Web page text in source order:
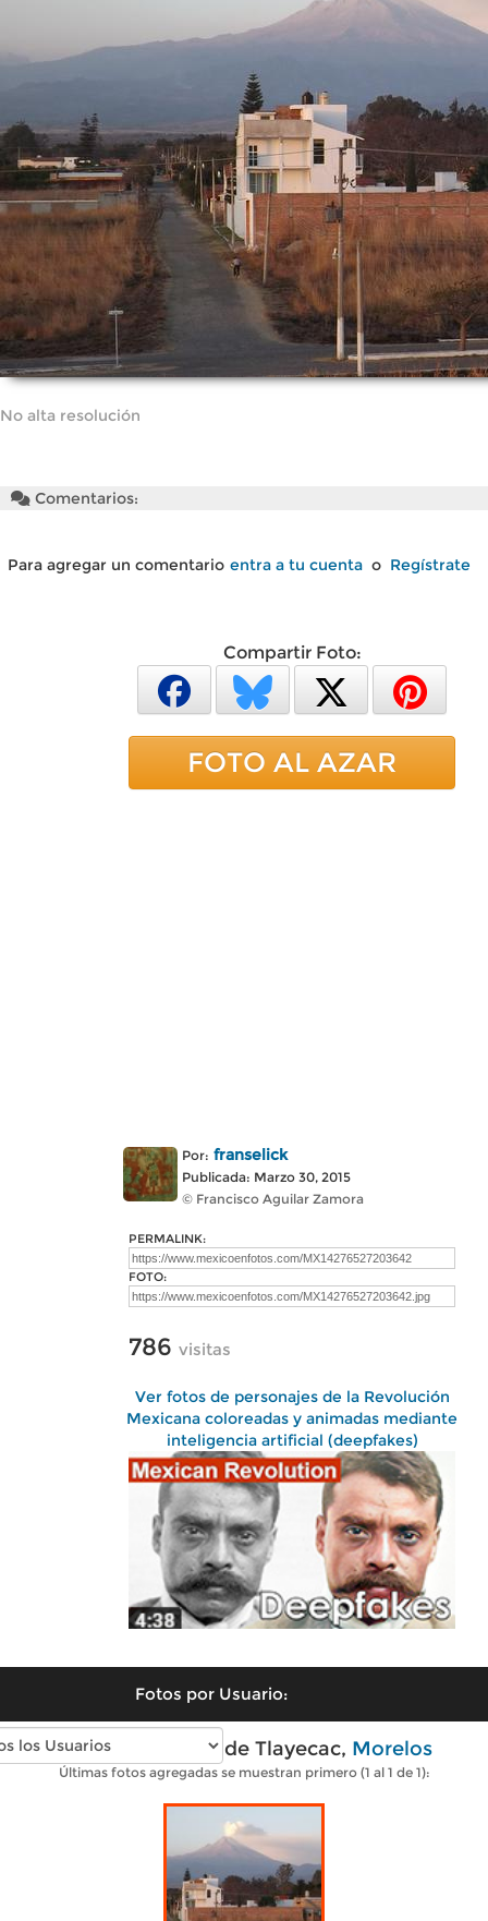
No alta resolución
Comentarios:
Para agregar un comentario entra a tu cuenta o Regístrate
Compartir Foto:
FOTO AL AZAR
Por: franselick
Publicada: Marzo 30, 2015
© Francisco Aguilar Zamora
PERMALINK:
FOTO:
786 visitas
Ver fotos de personajes de la Revolución
Mexicana coloreadas y animadas mediante
inteligencia artificial (deepfakes)
Fotos por Usuario:
Fotos modernas de Tlayecac, Morelos
Últimas fotos agregadas se muestran primero (1 al 1 de 1):